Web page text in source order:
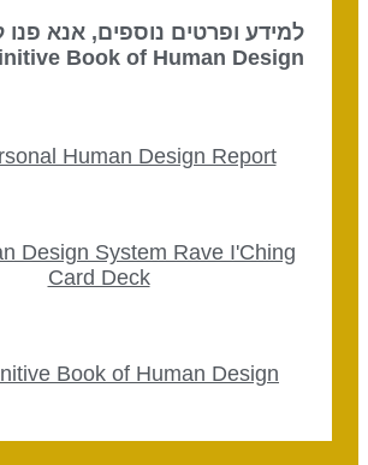
למידע ופרטים נוספים, אנא פנו
Book of Human Design
Human Design Report
Design System Rave I'Ching
Card Deck
Book of Human Design